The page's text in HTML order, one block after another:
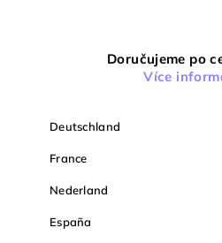
Doručujeme po
Více
Deutschland
France
Nederland
España